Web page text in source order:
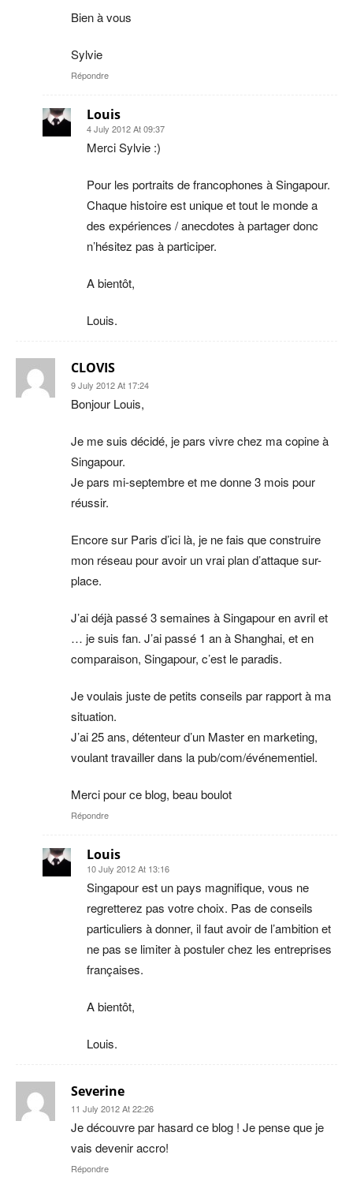
Bien à vous
Sylvie
Répondre
Louis
4 July 2012 At 09:37
Merci Sylvie :)
Pour les portraits de francophones à Singapour.
Chaque histoire est unique et tout le monde a
des expériences / anecdotes à partager donc
n’hésitez pas à participer.
A bientôt,
Louis.
CLOVIS
9 July 2012 At 17:24
Bonjour Louis,
Je me suis décidé, je pars vivre chez ma copine à
Singapour.
Je pars mi-septembre et me donne 3 mois pour
réussir.
Encore sur Paris d’ici là, je ne fais que construire
mon réseau pour avoir un vrai plan d’attaque sur-
place.
J’ai déjà passé 3 semaines à Singapour en avril et
… je suis fan. J’ai passé 1 an à Shanghai, et en
comparaison, Singapour, c’est le paradis.
Je voulais juste de petits conseils par rapport à ma
situation.
J’ai 25 ans, détenteur d’un Master en marketing,
voulant travailler dans la pub/com/événementiel.
Merci pour ce blog, beau boulot
Répondre
Louis
10 July 2012 At 13:16
Singapour est un pays magnifique, vous ne
regretterez pas votre choix. Pas de conseils
particuliers à donner, il faut avoir de l’ambition et
ne pas se limiter à postuler chez les entreprises
françaises.
A bientôt,
Louis.
Severine
11 July 2012 At 22:26
Je découvre par hasard ce blog ! Je pense que je
vais devenir accro!
Répondre